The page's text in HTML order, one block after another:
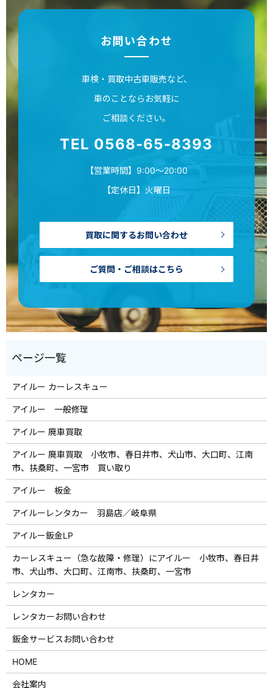
お問い合わせ
車検・買取中古車販売など、
車のことならお気軽に
ご相談ください。
TEL 0568-65-8393
【営業時間】9:00～20:00
【定休日】火曜日
買取に関するお問い合わせ
ご質問・ご相談はこちら
アイルー カーレスキュー
アイルー 一般修理
アイルー 廃車買取
アイルー 廃車買取 小牧市、春日井市、犬山市、大口町、江南
市、扶桑町、一宮市 買い取り
アイルー 板金
アイルーレンタカー 羽島店／岐阜県
アイルー鈑金LP
カーレスキュー（急な故障・修理）にアイルー 小牧市、春日井
市、犬山市、大口町、江南市、扶桑町、一宮市
レンタカー
レンタカーお問い合わせ
鈑金サービスお問い合わせ
HOME
会社案内